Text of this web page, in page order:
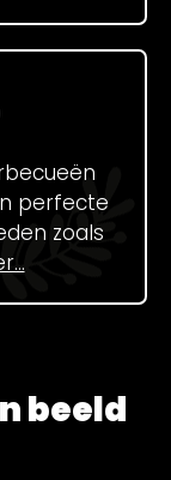
perfecte
zoals
beeld